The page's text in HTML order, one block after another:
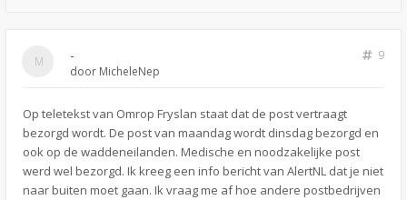
-
9
door MicheleNep
Op teletekst van Omrop Fryslan staat dat de post vertraagt
bezorgd wordt. De post van maandag wordt dinsdag bezorgd en
ook op de waddeneilanden. Medische en noodzakelijke post
werd wel bezorgd. Ik kreeg een info bericht van AlertNL dat je niet
naar buiten moet gaan. Ik vraag me af hoe andere postbedrijven